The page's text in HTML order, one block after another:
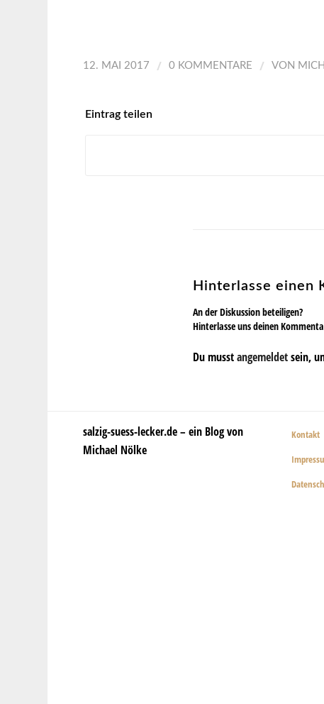
12. MAI 2017 / 0 KOMMENTARE / VON
Eintrag teilen
Hinterlasse einen
An der Diskussion beteiligen?
Hinterlasse uns deinen
Du musstangemeldetsein,
salzig-suess-lecker.de – ein Blog von
Michael Nölke
Kontakt